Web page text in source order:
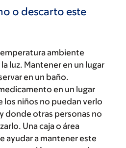
o descarto este
ambiente
luz. Mantener en un lugar
en un baño.
en un lugar
los niños no puedan verlo
donde otras personas no
Una caja o área
ayudar a mantener este